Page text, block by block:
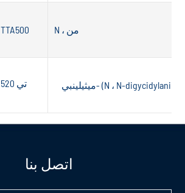
TTA500 N ، من
تي 520
اتصل بنا